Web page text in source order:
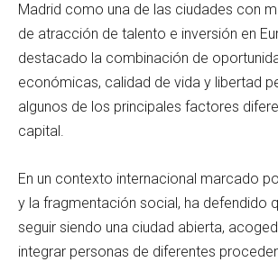
Madrid como una de las ciudades con
de atracción de talento e inversión en
destacado la combinación de
económicas, calidad de vida y libertad
algunos de los principales factores
capital.
En un contexto internacional marcado
y la fragmentación social, ha defendido
seguir siendo una ciudad abierta,
integrar personas de diferentes